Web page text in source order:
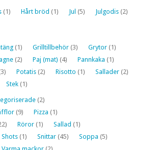
(1) Hårt bröd (1) Jul (5) Julgodis (2)
(1) Grilltillbehör (3) Grytor (1)
(2) Paj (mat) (4) Pannkaka (1)
Potatis (2) Risotto (1) Sallader (2)
Stek (1)
(2)
(9) Pizza (1)
Röror (1) Sallad (1)
Shots (1) Snittar (45) Soppa (5)